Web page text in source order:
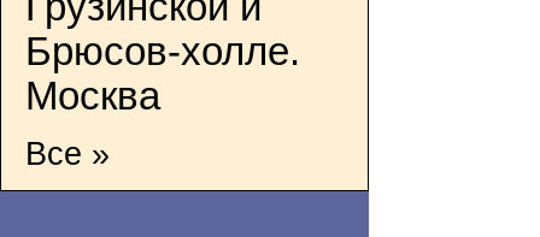
Брюсов-холле.
Москва
Все »